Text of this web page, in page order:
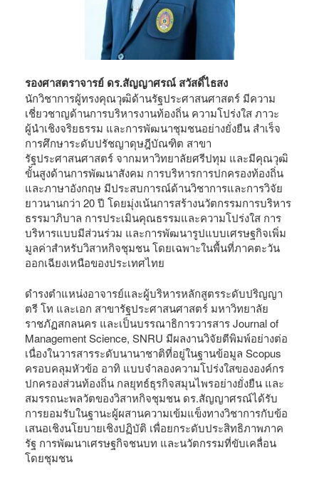
รองศาสตราจารย์ ดร.สัญญาศรณ์ สวัสดิ์ไธสง
นักวิชาการผู้ทรงคุณวุฒิด้านรัฐประศาสนศาสตร์ มีความ
เชี่ยวชาญด้านการบริหารงานท้องถิ่น ความโปร่งใส ภาวะ
ผู้นำเชิงจริยธรรม และการพัฒนาชุมชนอย่างยั่งยืน สำเร็จ
การศึกษาระดับปรัชญาดุษฎีบัณฑิต สาขา
รัฐประศาสนศาสตร์ จากมหาวิทยาลัยศรีปทุม และมีคุณวุฒิ
ขั้นสูงด้านการพัฒนาสังคม การบริหารการปกครองท้องถิ่น
และภาษาอังกฤษ มีประสบการณ์ด้านวิชาการและการวิจัย
ยาวนานกว่า 20 ปี โดยมุ่งเน้นการสร้างนวัตกรรมการบริหาร
ธรรมาภิบาล การประเมินคุณธรรมและความโปร่งใส การ
บริหารแบบมีส่วนร่วม และการพัฒนารูปแบบเศรษฐกิจเพิ่ม
มูลค่าสำหรับวิสาหกิจชุมชน โดยเฉพาะในพื้นที่ภาคตะวัน
ออกเฉียงเหนือของประเทศไทย
ดำรงตำแหน่งอาจารย์และผู้บริหารหลักสูตรระดับปริญญา
ตรี โท และเอก สาขารัฐประศาสนศาสตร์ มหาวิทยาลัย
ราชภัฏสกลนคร และเป็นบรรณาธิการวารสาร Journal of
Management Science, SNRU มีผลงานวิจัยตีพิมพ์อย่างต่อ
เนื่องในวารสารระดับนานาชาติที่อยู่ในฐานข้อมูล Scopus
ครอบคลุมหัวข้อ อาทิ แบบจำลองความโปร่งใสขององค์กร
ปกครองส่วนท้องถิ่น กลยุทธ์ธุรกิจสมุนไพรอย่างยั่งยืน และ
สมรรถนะพลวัตของวิสาหกิจชุมชน ดร.สัญญาศรณ์ได้รับ
การยอมรับในฐานะผู้ผสานความเข้มแข็งทางวิชาการกับข้อ
เสนอเชิงนโยบายเชิงปฏิบัติ เพื่อยกระดับประสิทธิภาพภาค
รัฐ การพัฒนาเศรษฐกิจชนบท และนวัตกรรมที่ขับเคลื่อน
โดยชุมชน